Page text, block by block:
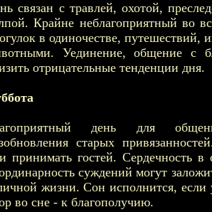
связан с травлей, охотой,
Крайне неблагоприятный во
в одиночестве,
Уединение, общение с
отрицательные тенденции дня.
день для
старых
принимать гостей. Сердечность
суждений могут
жизни. Сон исполнится, если
во сне - к благополучию.